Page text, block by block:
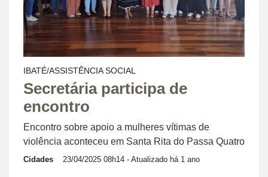
IBATÉ/ASSISTÊNCIA SOCIAL
Secretária participa de
encontro
Encontro sobre apoio a mulheres vítimas de
violência aconteceu em Santa Rita do Passa Quatro
Cidades 23/04/2025 08h14 - Atualizado há 1 ano